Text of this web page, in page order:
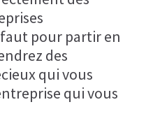
pour partir en
des
qui vous
qui vous